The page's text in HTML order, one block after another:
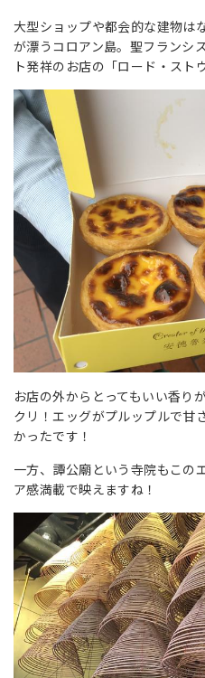
大型ショップや都会的な建物は
が漂うコロアン島。聖フランシ
ト発祥のお店の「ロード・スト
お店の外からとってもいい香り
クリ！エッグがプルップルで甘
かったです！
一方、譚公廟という寺院もこの
ア感満載で映えますね！